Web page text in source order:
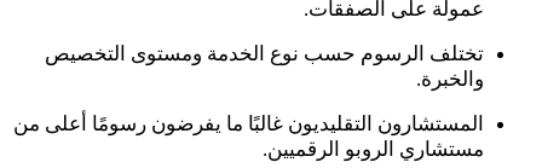
عمولة على الصفقات.
تختلف الرسوم حسب نوع الخدمة ومستوى التخصيص
والخبرة.
المستشارون التقليديون غالبًا ما يفرضون رسومًا أعلى من
مستشاري الروبو الرقميين.